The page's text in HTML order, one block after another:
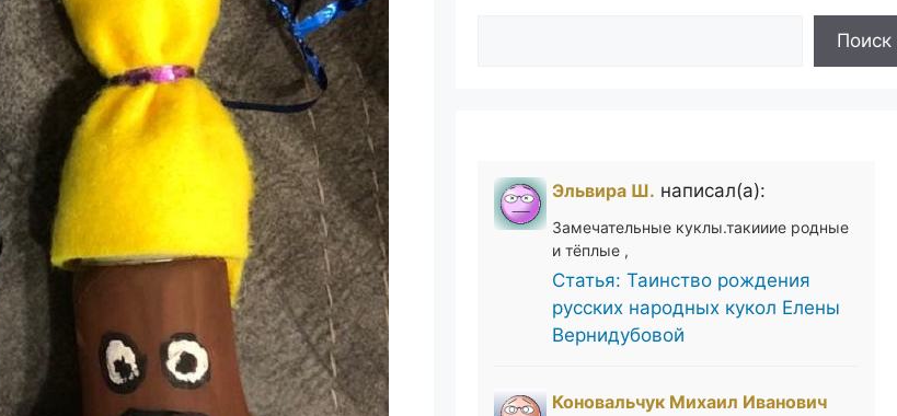
Поиск
Эльвира Ш. написал(а):
Замечательные куклы.такииие родные
и тёплые ,
Статья: Таинство рождения
русских народных кукол Елены
Вернидубовой
Коновальчук Михаил Иванович